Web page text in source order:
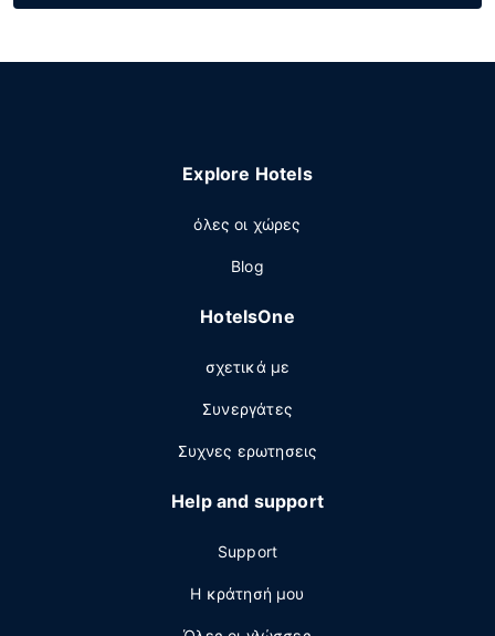
Explore Hotels
όλες οι χώρες
Blog
HotelsOne
σχετικά με
Συνεργάτες
Συχνες ερωτησεις
Help and support
Support
Η κράτησή μου